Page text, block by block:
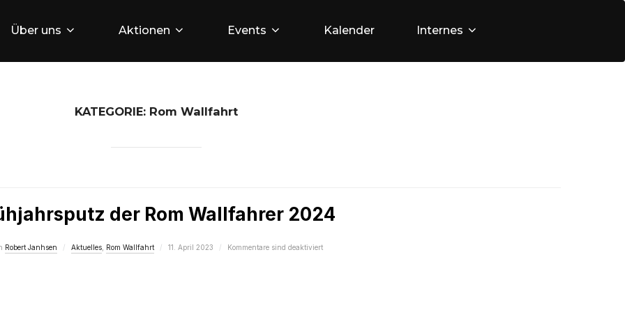
Über uns Aktionen Events Kalender Internes
KATEGORIE: Rom Wallfahrt
der Rom Wallfahrer 2024
Robert Janhsen Aktuelles, Rom Wallfahrt
Veröffentlicht
11. April 2023 Kommentare sind deaktiviert